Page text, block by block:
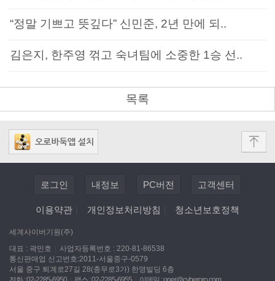
“정말 기쁘고 뜻깊다” 신민준, 2년 만에 되..
김은지, 한주영 꺾고 숙녀팀에 소중한 1승 선..
목록
로그인 내정보 PC버전 고객센터
이용약관 개인정보처리방침 청소년보호정책
세계사이버기원(주)
대표 : 곽민호
사업자등록번호 : 220-81-86538
통신판매업 신고번호:2011-서울중구-0579
서울 중구 퇴계로27길 28(충무로3가) 한영빌딩 6층